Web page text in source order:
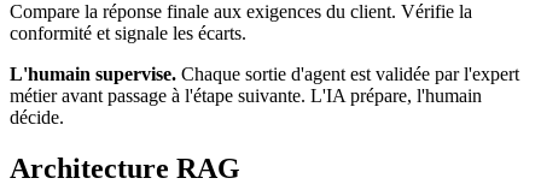
Compare la réponse finale aux exigences du client. Vérifie la
conformité et signale les écarts.
L'humain supervise. Chaque sortie d'agent est validée par l'expert
métier avant passage à l'étape suivante. L'IA prépare, l'humain
décide.
Architecture RAG